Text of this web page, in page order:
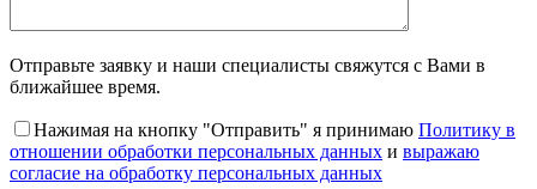
Отправьте заявку и наши специалисты свяжутся с Вами в
ближайшее время.
Нажимая на кнопку "Отправить" я принимаю Политику в
отношении обработки персональных данных и выражаю
согласие на обработку персональных данных